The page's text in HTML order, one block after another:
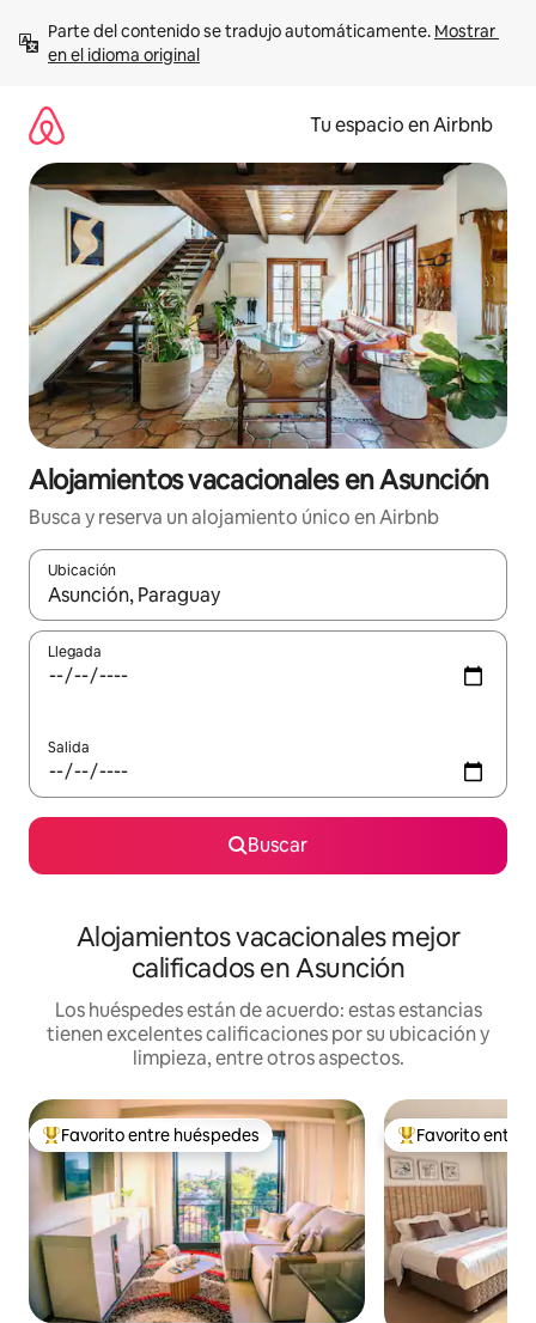
contenido
Parte del contenido se tradujo automáticamente. Mostrar
en el idioma original
Tu espacio en Airbnb
Alojamientos vacacionales en Asunción
Busca y reserva un alojamiento único en Airbnb
Ubicación
Cuando los resultados estén disponibles, podrás navegar
Llegada
Salida
Buscar
Alojamientos vacacionales mejor
calificados en Asunción
Los huéspedes están de acuerdo: estas estancias
tienen excelentes calificaciones por su ubicación y
limpieza, entre otros aspectos.
De los mejores en Favorito entre huéspedes
Favorito entre huéspedes De los mejores
Favorito entre